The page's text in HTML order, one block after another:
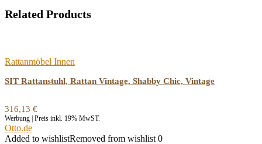
Related Products
Rattanmöbel Innen
SIT Rattanstuhl, Rattan Vintage, Shabby Chic, Vintage
316,13 €
Werbung | Preis inkl. 19% MwST.
Otto.de
Added to wishlistRemoved from wishlist 0